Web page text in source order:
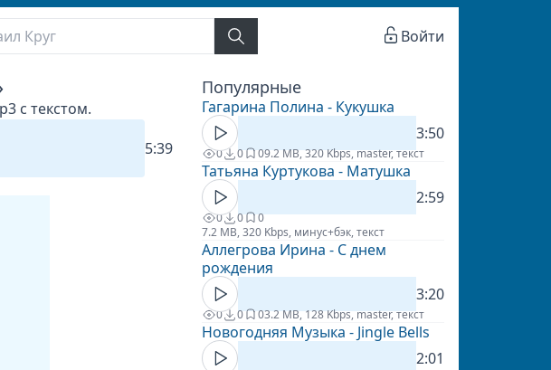
Войти
с текстом.
5:39
Популярные
Гагарина Полина - Кукушка
3:50
0 0 09.2 MB, 320 Kbps, master, текст
Татьяна Куртукова - Матушка
2:59
0 0
0
7.2 MB, 320 Kbps, минус+бэк, текст
Аллегрова Ирина - С днем
рождения
3:20
0 0 03.2 MB, 128 Kbps, master, текст
Новогодняя Музыка - Jingle Bells
2:01